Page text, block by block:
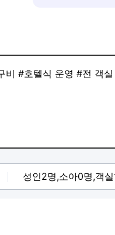
#호텔식 운영 #전 객실